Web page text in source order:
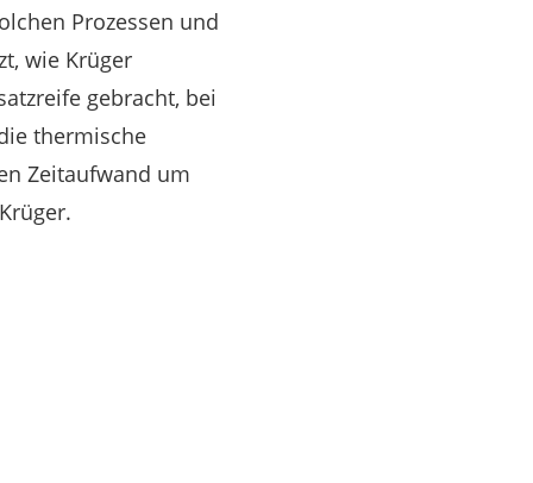
Prozessen und
wie Krüger
gebracht, bei
thermische
Zeitaufwand um